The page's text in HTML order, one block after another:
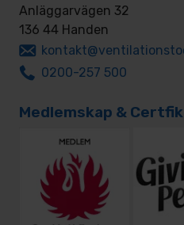
Anläggarvägen 32
136 44 Handen
0200-257 500
Medlemskap &